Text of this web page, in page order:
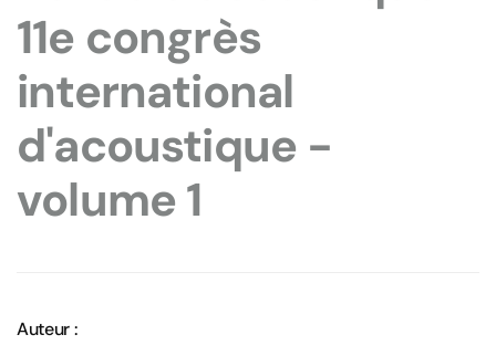
11e congrès
international
d'acoustique -
volume 1
Auteur :